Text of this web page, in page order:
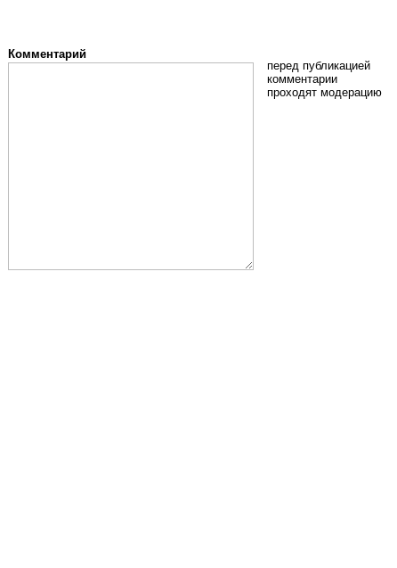
Комментарий
перед публикацией
комментарии
проходят модерацию